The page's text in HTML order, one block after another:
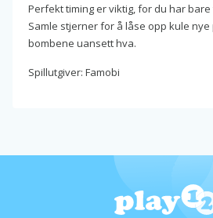
Perfekt timing er viktig, for du har
Samle stjerner for å låse opp kule
bombene uansett hva.
Spillutgiver: Famobi